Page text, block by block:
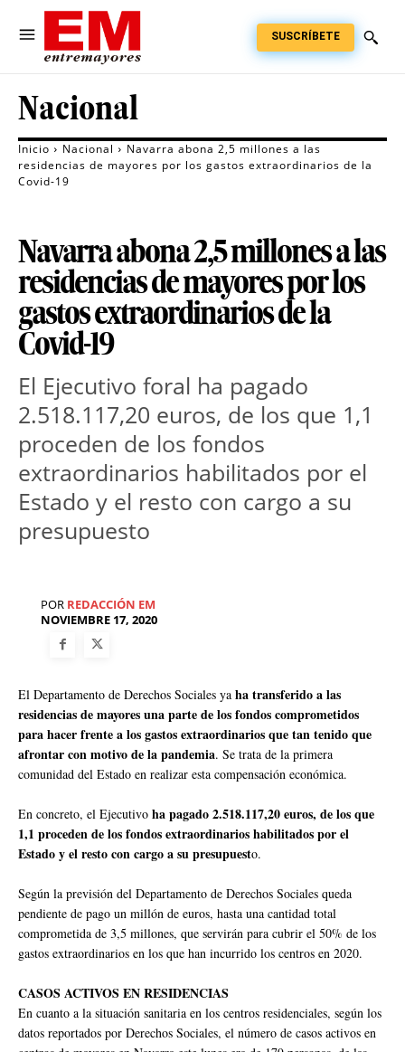
SUSCRÍBETE
Nacional
Inicio Nacional
Navarra abona 2,5 millones a las
residencias de mayores por los gastos extraordinarios de la
Covid-19
Navarra abona 2,5 millones a las
residencias de mayores por los
gastos extraordinarios de la
Covid-19
El Ejecutivo foral ha pagado
2.518.117,20 euros, de los que 1,1
proceden de los fondos
extraordinarios habilitados por el
Estado y el resto con cargo a su
presupuesto
POR REDACCIÓN EM
NOVIEMBRE 17, 2020
El Departamento de Derechos Sociales ya ha transferido a las
residencias de mayores una parte de los fondos comprometidos
para hacer frente a los gastos extraordinarios que tan tenido que
afrontar con motivo de la pandemia. Se trata de la primera
comunidad del Estado en realizar esta compensación económica.
En concreto, el Ejecutivo ha pagado 2.518.117,20 euros, de los que
1,1 proceden de los fondos extraordinarios habilitados por el
Estado y el resto con cargo a su presupuesto.
Según la previsión del Departamento de Derechos Sociales queda
pendiente de pago un millón de euros, hasta una cantidad total
comprometida de 3,5 millones, que servirán para cubrir el 50% de los
gastos extraordinarios en los que han incurrido los centros en 2020.
CASOS ACTIVOS EN RESIDENCIAS
En cuanto a la situación sanitaria en los centros residenciales, según los
datos reportados por Derechos Sociales, el número de casos activos en